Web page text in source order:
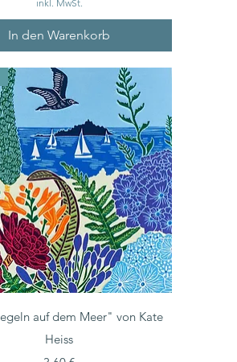
inkl. MwSt.
In den Warenkorb
auf dem Meer" von Kate
Heiss